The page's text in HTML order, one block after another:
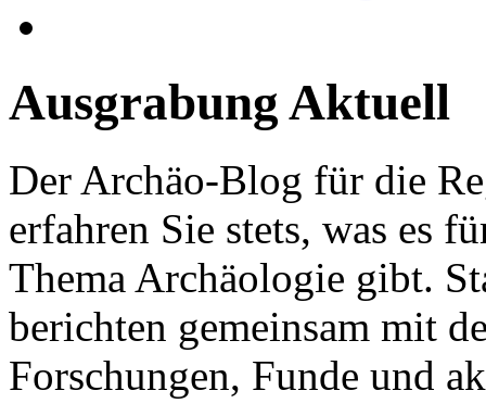
Ausgrabung Aktuell
Der Archäo-Blog für die
erfahren Sie stets, was es
Thema Archäologie gibt.
berichten gemeinsam mit
Forschungen, Funde und